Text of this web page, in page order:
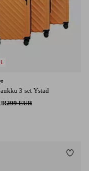
3-set Ystad
299 EUR